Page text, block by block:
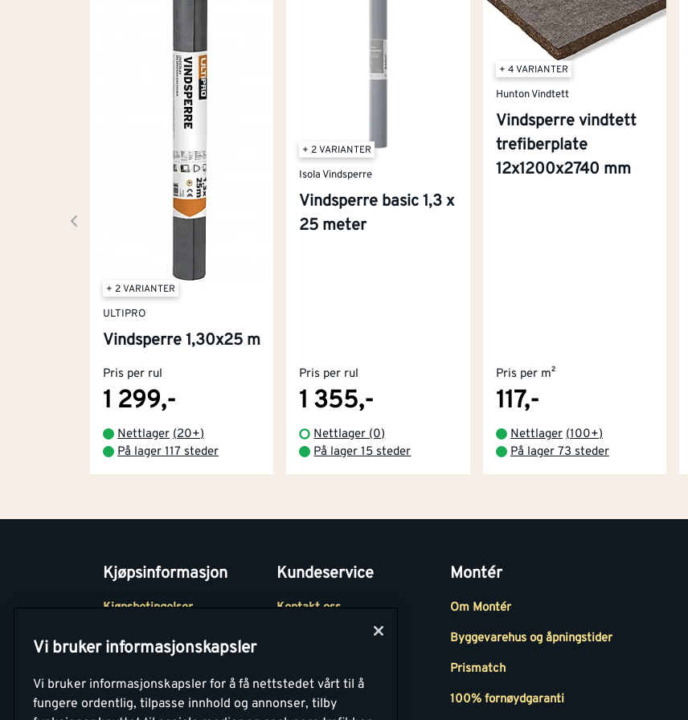
+ 2 VARIANTER
ULTIPRO
Vindsperre 1,30x25 m
Pris per rul
1 299,-
Nettlager (20+)
På lager 117 steder
+ 2 VARIANTER
Isola Vindsperre
Vindsperre basic 1,3 x
25 meter
Pris per rul
1 355,-
Nettlager (0)
På lager 15 steder
+ 4 VARIANTER
Hunton Vindtett
Vindsperre vindtett
trefiberplate
12x1200x2740 mm
Pris per m²
117,-
Nettlager (100+)
På lager 73 steder
Kjøpsinformasjon
Kjøpsbetingelser
Betaling
Retur- og
Kundeservice
Kontakt oss
Medlemsavtaler
Montér
Om Montér
Byggevarehus og åpningstider
Prismatch
100% fornøydgaranti
Vi bruker informasjonskapsler
Vi bruker informasjonskapsler for å få nettstedet vårt til å
fungere ordentlig, tilpasse innhold og annonser, tilby